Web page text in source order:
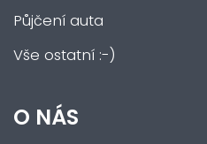
Půjčení auta
Vše ostatní :-)
O NÁS